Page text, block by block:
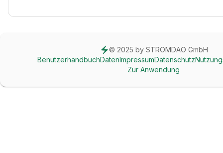
© 2025 by STROMDAO GmbH
BenutzerhandbuchDatenImpressumDatenschutz
Zur Anwendung